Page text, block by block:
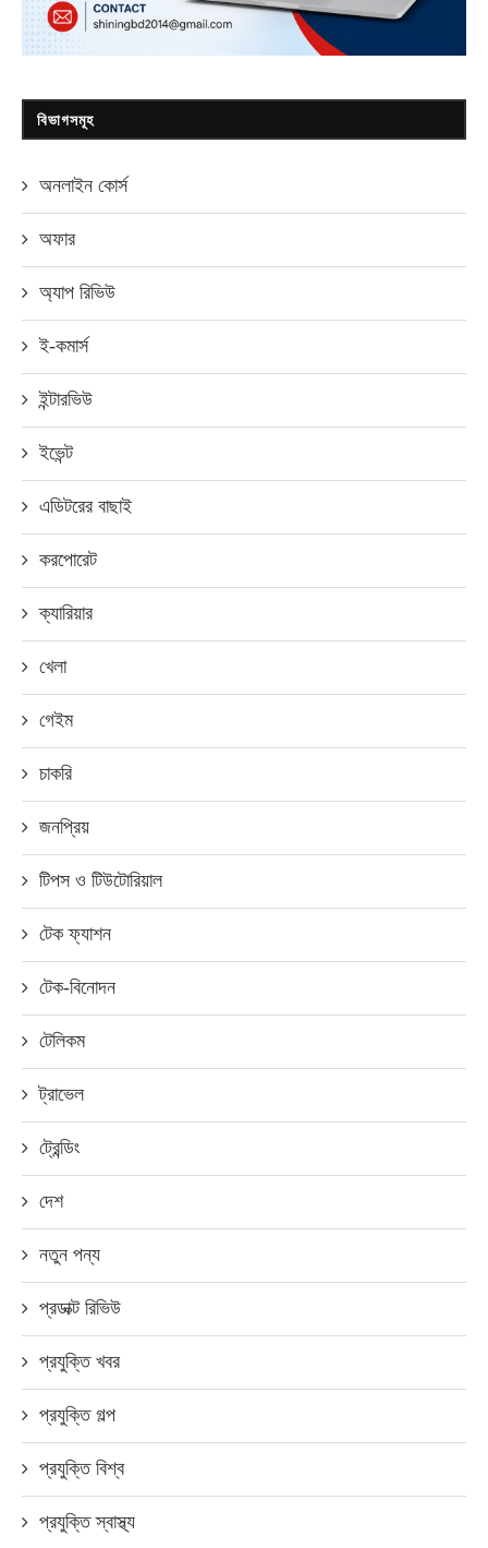
বিভাগসমূহ
অনলাইন কোর্স
অফার
অ্যাপ রিভিউ
ই-কমার্স
ইন্টারভিউ
ইভেন্ট
এডিটরের বাছাই
করপোরেট
ক্যারিয়ার
খেলা
গেইম
চাকরি
জনপ্রিয়
টিপস ও টিউটোরিয়াল
টেক ফ্যাশন
টেক-বিনোদন
টেলিকম
ট্রাভেল
ট্রেন্ডিং
দেশ
নতুন পন্য
প্রডাক্ট রিভিউ
প্রযুক্তি খবর
প্রযুক্তি গল্প
প্রযুক্তি বিশ্ব
প্রযুক্তি স্বাস্থ্য